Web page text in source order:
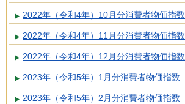
2022年（令和4年）10月分消費者物価指数
2022年（令和4年）11月分消費者物価指数
2022年（令和4年）12月分消費者物価指数
2023年（令和5年）1月分消費者物価指数
2023年（令和5年）2月分消費者物価指数